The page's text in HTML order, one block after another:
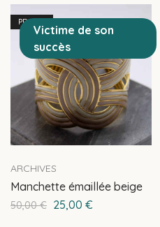
Victime de son
succès
PROMO
ARCHIVES
Manchette émaillée beige
50,00€ 25,00 €